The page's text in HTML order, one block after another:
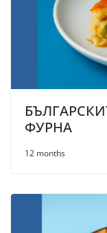
ФУРНА
12 months